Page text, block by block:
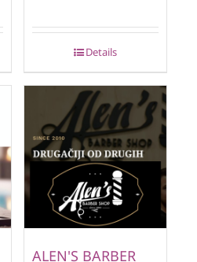
Details
ALEN'S BARBER